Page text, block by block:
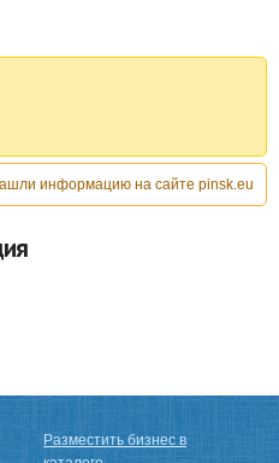
информацию на сайте pinsk.eu
Разместить бизнес в